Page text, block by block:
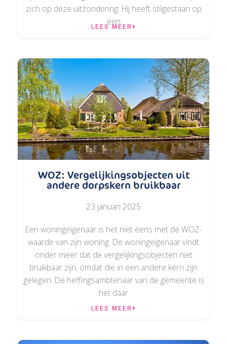
zich op deze uitzondering. Hij heeft stilgestaan op
een
LEES MEER
WOZ: Vergelijkingsobjecten uit
andere dorpskern bruikbaar
23 januari 2025
Een woningeigenaar is het niet eens met de WOZ-
waarde van zijn woning. De woningeigenaar vindt
onder meer dat de vergelijkingsobjecten niet
bruikbaar zijn, omdat die in een andere kern zijn
gelegen. De heffingsambtenaar van de gemeente is
het daar
LEES MEER